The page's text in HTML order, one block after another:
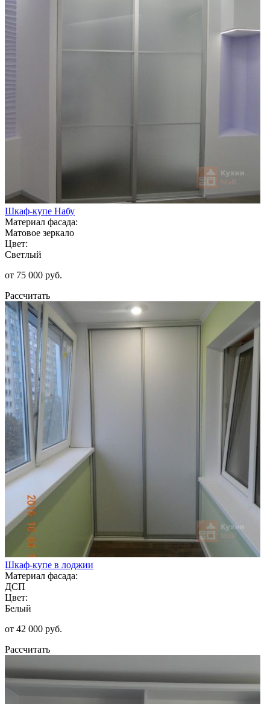
Шкаф-купе Набу
Материал фасада:
Матовое зеркало
Цвет:
Светлый
от 75 000 руб.
Рассчитать
Шкаф-купе в лоджии
Материал фасада:
ДСП
Цвет:
Белый
от 42 000 руб.
Рассчитать